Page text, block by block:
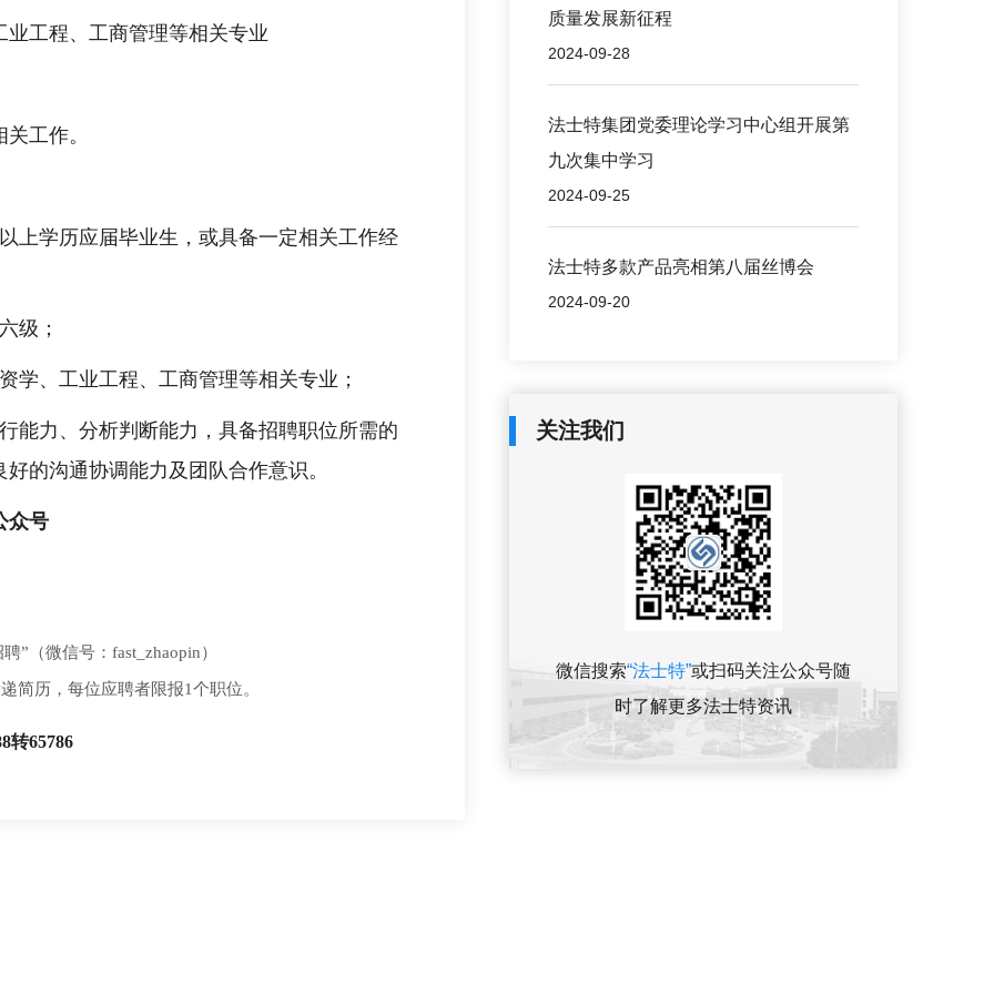
工程、工商管理等相关专业
工作。
上学历应届毕业生，或具备一定相关工作经
级；
学、工业工程、工商管理等相关专业；
能力、分析判断能力，具备招聘职位所需的
的沟通协调能力及团队合作意识。
众号
”（微信号：fast_zhaopin）
简历，每位应聘者限报1个职位。
转65786
质量发展新征程
2024-09-28
法士特集团党委理论学习中心组开展第
九次集中学习
2024-09-25
法士特多款产品亮相第八届丝博会
2024-09-20
关注我们
微信搜索“法士特”或扫码关注公众号随
时了解更多法士特资讯